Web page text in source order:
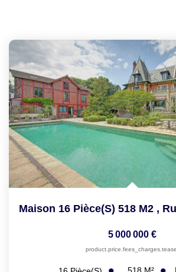
Maison 16 Pièce(s) 518 M2 ,
5 000 000 €
518 M²